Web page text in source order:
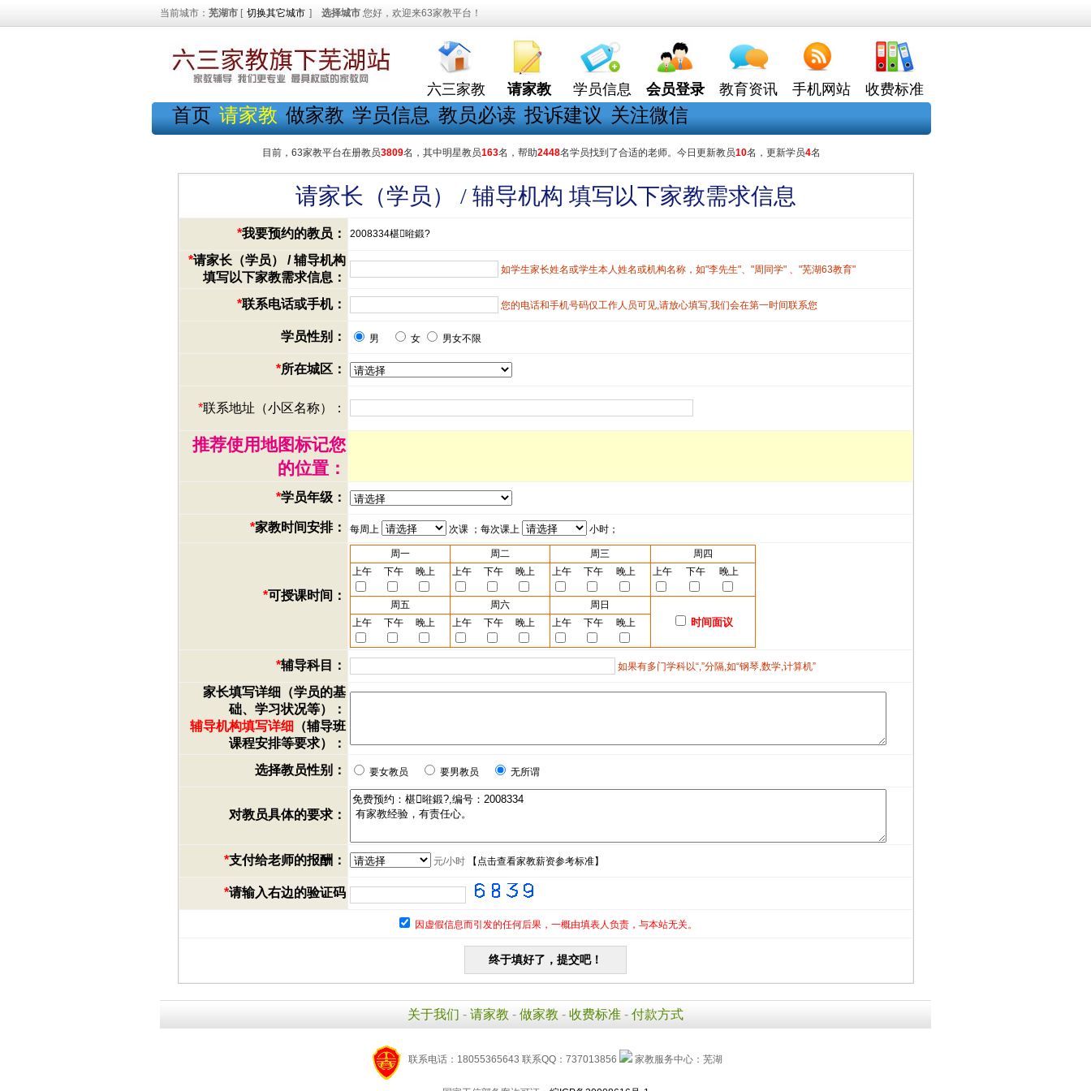
当前城市： 芜湖市 [ 切换其它城市 ] 选择城市 您好，欢迎来63家教平台！
六三家教 请家教 学员信息 会员登录 教育资讯 手机网站 收费标准
首页 请家教 做家教 学员信息 教员必读 投诉建议 关注微信
目前，63家教平台在册教员3809名，其中明星教员163名，帮助2448名学员找到了合适的老师。今日更新教员10名，更新学员4名
请家长（学员） / 辅导机构 填写以下家教需求信息
*我要预约的教员： 2008334椹暀鍛?
*请家长（学员） / 辅导机构
填写以下家教需求信息：
如学生家长姓名或学生本人姓名或机构名称，如"李先生"、"周同学" 、"芜湖63教育"
*联系电话或手机： 您的电话和手机号码仅工作人员可见,请放心填写,我们会在第一时间联系您
学员性别： 男 女 男女不限
*所在城区：
*联系地址（小区名称）：
推荐使用地图标记您
的位置：
*学员年级：
*家教时间安排： 每周上 次课 ；每次课上 小时；
*可授课时间：
周一 周二 周三
周四
上午
下午 晚上 上午 下午 晚上 上午 下午 晚上 上午 下午 晚上
周五 周六 周日
时间面议
上午 下午 晚上 上午 下午 晚上 上午 下午 晚上
*辅导科目： 如果有多门学科以“,”分隔,如“钢琴,数学,计算机”
家长填写详细（学员的基
础、学习状况等）：
辅导机构填写详细 （辅导班
课程安排等要求）：
选择教员性别：
要女教员 要男教员 无所谓
对教员具体的要求：
*支付给老师的报酬： 元/小时【 点击查看家教薪资参考标准】
*请输入右边的验证码
因虚假信息而引发的任何后果，一概由填表人负责，与本站无关。
关于我们 - 请家教 - 做家教 - 收费标准 - 付款方式
联系电话：18055365643 联系QQ：737013856 家教服务中心：芜湖